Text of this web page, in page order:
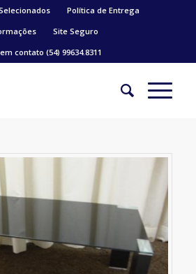
Política de Entrega
Site Seguro
contato (54) 99634.8311